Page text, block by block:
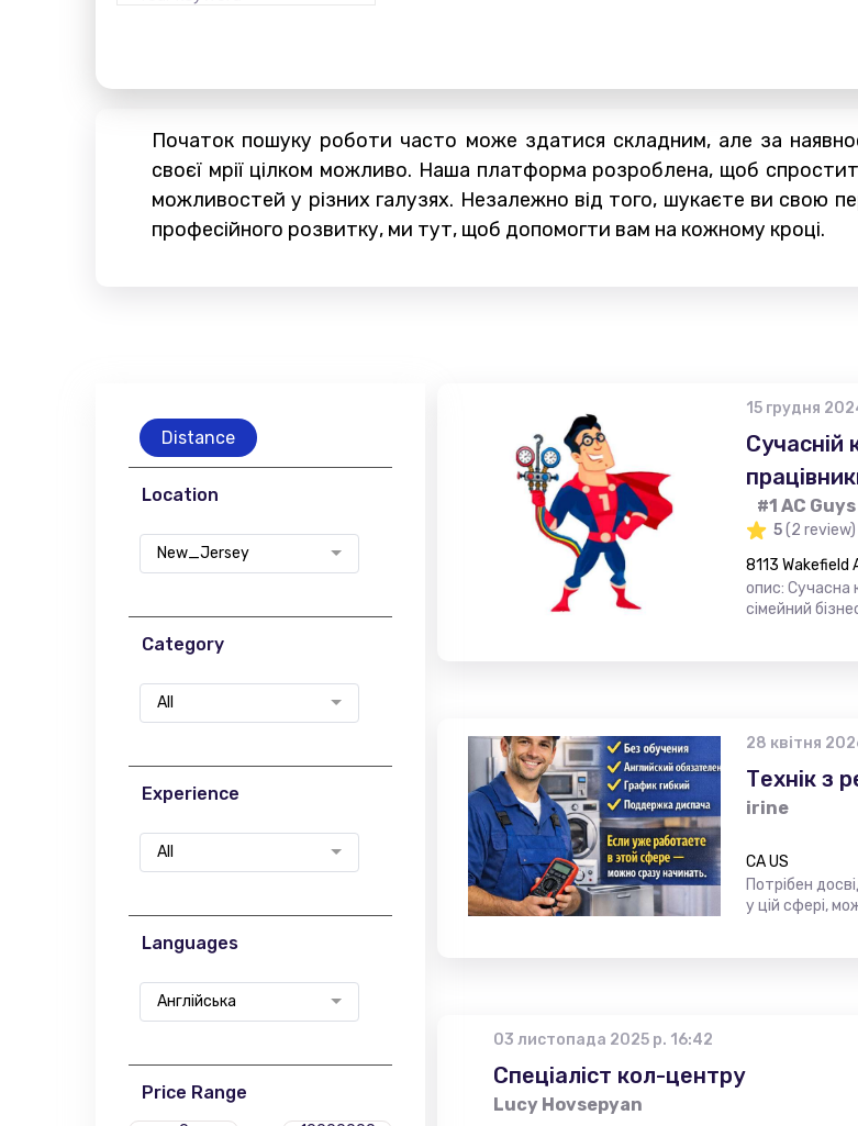
Початок пошуку роботи часто може здатися складним, але за
своєї мрії цілком можливо. Наша платформа розроблена, щоб
можливостей у різних галузях. Незалежно від того, шукаєте ви свою
професійного розвитку, ми тут, щоб допомогти вам на кожному кроці.
Distance
Location
New_Jersey
Category
All
Experience
All
Languages
Англійська
Price Range
15 грудня
Сучасній
#1 AC Guys
5(2 review)
8113 Wakefield
опис: Сучасна
сімейний
28 квітня
Технік з
irine
CA US
Потрібен
у цій сфері,
03 листопада 2025 р. 16:42
Спеціаліст кол-центру
Lucy Hovsepyan